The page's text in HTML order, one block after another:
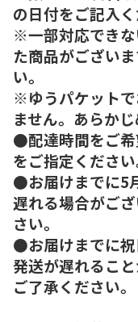
の日付をご記入く
※一部対応でき
た商品がござい
い。
※ゆうパケットで
ません。あらか
●配達時間をご希
をご指定ください
●お届けまでに5
遅れる場合がご
さい。
●お届けまでに祝
発送が遅れるこ
ご了承ください。